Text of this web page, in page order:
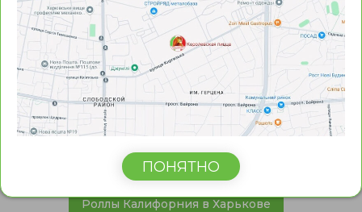
Фильтры:
Кранч роллы в Харькове
Футомаки роллы в Харькове
Роллы с лососем в Харькове
Роллы с угрём в Харькове
Роллы с креветкой в Харькове
Сладкие роллы в Харькове
Роллы Филадельфия в Харькове
Роллы Калифорния в Харькове
ПОНЯТНО